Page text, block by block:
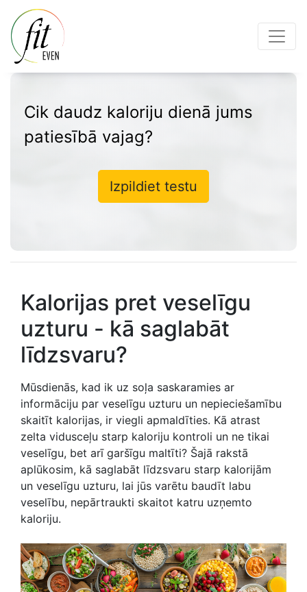
Cik daudz kaloriju dienā jums
patiesībā vajag?
Izpildiet testu
Kalorijas pret veselīgu
uzturu - kā saglabāt
līdzsvaru?
Mūsdienās, kad ik uz soļa saskaramies ar
informāciju par veselīgu uzturu un nepieciešamību
skaitīt kalorijas, ir viegli apmaldīties. Kā atrast
zelta vidusceļu starp kaloriju kontroli un ne tikai
veselīgu, bet arī garšīgu maltīti? Šajā rakstā
aplūkosim, kā saglabāt līdzsvaru starp kalorijām
un veselīgu uzturu, lai jūs varētu baudīt labu
veselību, nepārtraukti skaitot katru uzņemto
kaloriju.